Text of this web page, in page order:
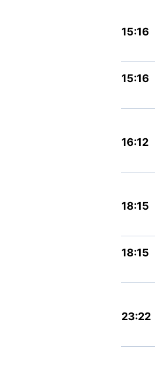
15:16
15:16
16:12
18:15
18:15
23:22